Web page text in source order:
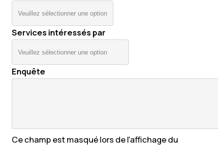
Services intéressés par
Enquête
Ce champ est masqué lors de l'affichage du